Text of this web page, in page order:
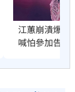
江蕙崩潰爆哭
喊怕參加告別